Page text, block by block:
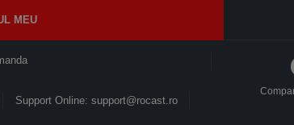
MEU
Support Online: support@rocast.ro